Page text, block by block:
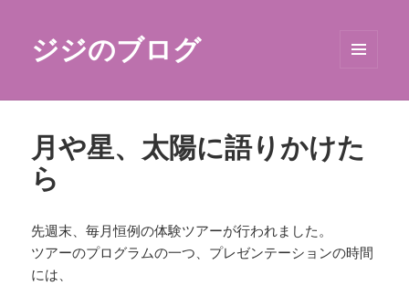
ジジのブログ
月や星、太陽に語りかけた
ら
先週末、毎月恒例の体験ツアーが行われました。
ツアーのプログラムの一つ、プレゼンテーションの時間
には、